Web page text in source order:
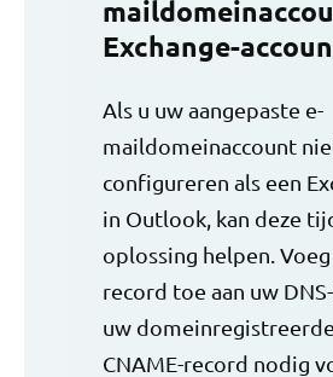
Exchange-
Als u uw aangepaste e-
maildomeinaccount
configureren als een
in Outlook, kan deze
oplossing helpen. Voeg
record toe aan uw
uw
CNAME-record nodig